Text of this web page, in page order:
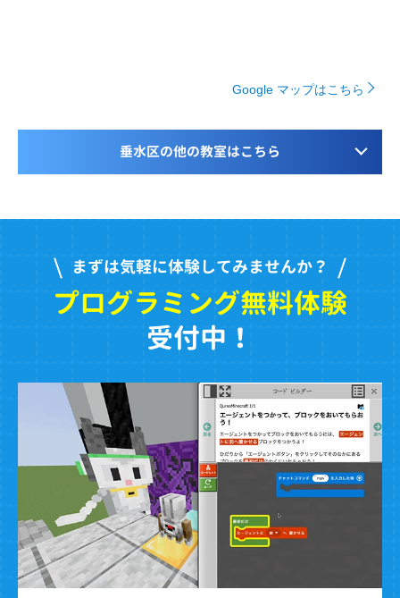
Google マップはこちら
垂水区の他の教室はこちら
まずは気軽に体験してみませんか？
プログラミング無料体験
受付中！